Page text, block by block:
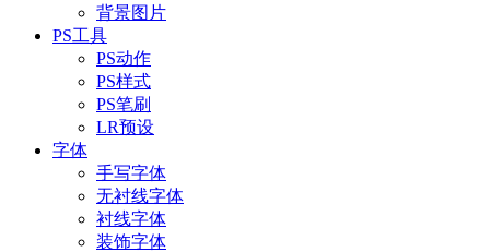
背景图片
PS工具
PS动作
PS样式
PS笔刷
LR预设
字体
手写字体
无衬线字体
衬线字体
装饰字体